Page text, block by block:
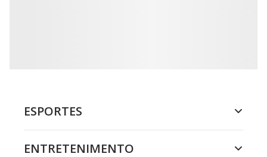
ESPORTES
ENTRETENIMENTO